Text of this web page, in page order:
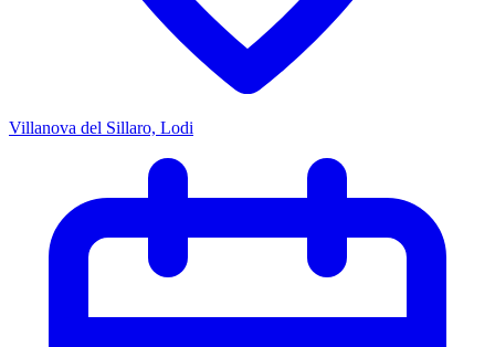
Villanova del Sillaro, Lodi